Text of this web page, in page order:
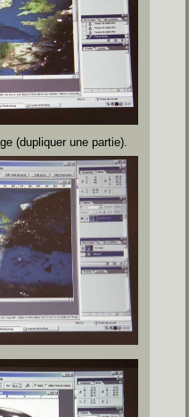
(dupliquer une partie).